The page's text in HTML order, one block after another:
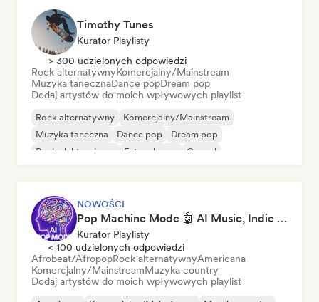
Timothy Tunes
Kurator Playlisty
> 300 udzielonych odpowiedzi
Rock alternatywnyKomercjalny/Mainstream
Muzyka tanecznaDance popDream pop
Dodaj artystów do moich wpływowych playlist
Rock alternatywny
Komercjalny/Mainstream
Muzyka taneczna
Dance pop
Dream pop
Rock elektroniczny
Future house Gospel
NOWOŚCI
Pop Machine Mode 🤖 AI Music, Indie Pop & Dream Pop
Kurator Playlisty
< 100 udzielonych odpowiedzi
Afrobeat/AfropopRock alternatywnyAmericana
Komercjalny/MainstreamMuzyka country
Dodaj artystów do moich wpływowych playlist